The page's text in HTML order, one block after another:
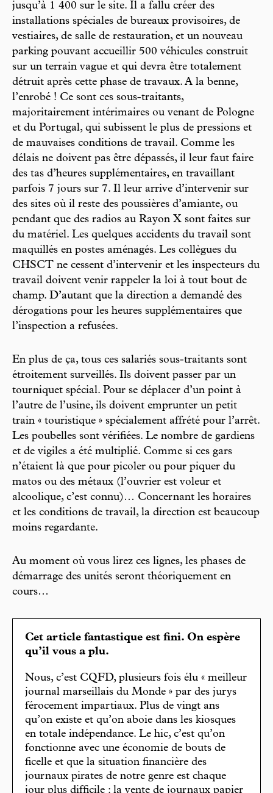
jusqu’à 1 400 sur le site. Il a fallu créer des
installations spéciales de bureaux provisoires, de
vestiaires, de salle de restauration, et un nouveau
parking pouvant accueillir 500 véhicules construit
sur un terrain vague et qui devra être totalement
détruit après cette phase de travaux. A la benne,
l’enrobé ! Ce sont ces sous-traitants,
majoritairement intérimaires ou venant de Pologne
et du Portugal, qui subissent le plus de pressions et
de mauvaises conditions de travail. Comme les
délais ne doivent pas être dépassés, il leur faut faire
des tas d’heures supplémentaires, en travaillant
parfois 7 jours sur 7. Il leur arrive d’intervenir sur
des sites où il reste des poussières d’amiante, ou
pendant que des radios au Rayon X sont faites sur
du matériel. Les quelques accidents du travail sont
maquillés en postes aménagés. Les collègues du
CHSCT ne cessent d’intervenir et les inspecteurs du
travail doivent venir rappeler la loi à tout bout de
champ. D’autant que la direction a demandé des
dérogations pour les heures supplémentaires que
l’inspection a refusées.
En plus de ça, tous ces salariés sous-traitants sont
étroitement surveillés. Ils doivent passer par un
tourniquet spécial. Pour se déplacer d’un point à
l’autre de l’usine, ils doivent emprunter un petit
train « touristique » spécialement affrété pour l’arrêt.
Les poubelles sont vérifiées. Le nombre de gardiens
et de vigiles a été multiplié. Comme si ces gars
n’étaient là que pour picoler ou pour piquer du
matos ou des métaux (l’ouvrier est voleur et
alcoolique, c’est connu)… Concernant les horaires
et les conditions de travail, la direction est beaucoup
moins regardante.
Au moment où vous lirez ces lignes, les phases de
démarrage des unités seront théoriquement en
cours…
Cet article fantastique est fini. On espère
qu’il vous a plu.
Nous, c’est CQFD, plusieurs fois élu « meilleur
journal marseillais du Monde » par des jurys
férocement impartiaux. Plus de vingt ans
qu’on existe et qu’on aboie dans les kiosques
en totale indépendance. Le hic, c’est qu’on
fonctionne avec une économie de bouts de
ficelle et que la situation financière des
journaux pirates de notre genre est chaque
jour plus difficile : la vente de journaux papier